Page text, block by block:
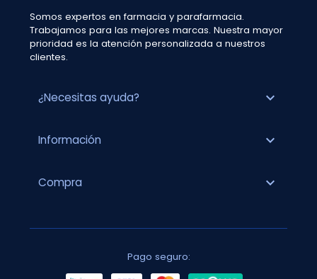
Somos expertos en farmacia y parafarmacia.
Trabajamos para las mejores marcas. Nuestra mayor
prioridad es la atención personalizada a nuestros
clientes.
¿Necesitas ayuda? expand_more
Información expand_more
Compra expand_more
Pago seguro: